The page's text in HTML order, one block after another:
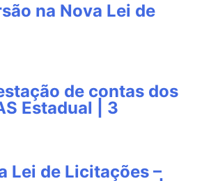
na Nova Lei de
de contas dos
Estadual | 3
Lei de Licitações –